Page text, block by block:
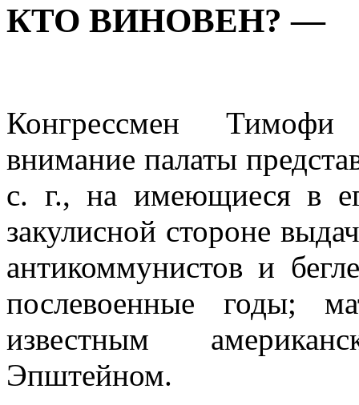
КТО ВИНОВЕН? —
Конгрессмен
внимание палаты
с. г., на имеющиеся в
закулисной стороне
антиком­мунистов и
послевоенные годы;
известным
Эпштейном.